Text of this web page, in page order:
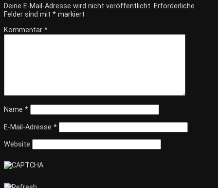
Deine E-Mail-Adresse wird nicht veröffentlicht. Erforderliche
Felder sind mit * markiert
Kommentar *
Name *
E-Mail-Adresse *
Website